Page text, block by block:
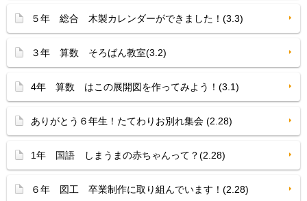
５年 総合 木製カレンダーができました！(3.3)
３年 算数 そろばん教室(3.2)
4年 算数 はこの展開図を作ってみよう！(3.1)
ありがとう６年生！たてわりお別れ集会 (2.28)
1年 国語 しまうまの赤ちゃんって？(2.28)
６年 図工 卒業制作に取り組んでいます！(2.28)